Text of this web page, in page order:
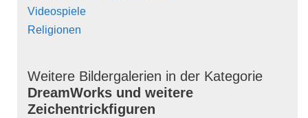
Videospiele
Religionen
Weitere Bildergalerien in der Kategorie
DreamWorks und weitere
Zeichentrickfiguren